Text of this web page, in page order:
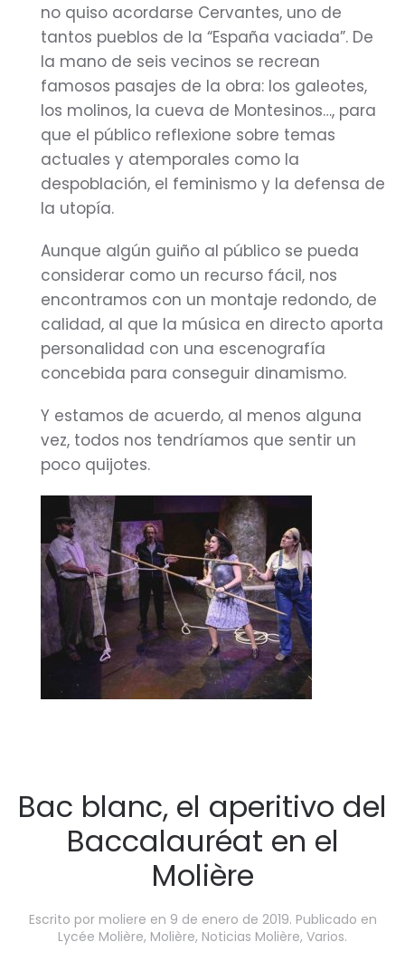
no quiso acordarse Cervantes, uno de
tantos pueblos de la “España vaciada”. De
la mano de seis vecinos se recrean
famosos pasajes de la obra: los galeotes,
los molinos, la cueva de Montesinos…, para
que el público reflexione sobre temas
actuales y atemporales como la
despoblación, el feminismo y la defensa de
la utopía.
Aunque algún guiño al público se pueda
considerar como un recurso fácil, nos
encontramos con un montaje redondo, de
calidad, al que la música en directo aporta
personalidad con una escenografía
concebida para conseguir dinamismo.
Y estamos de acuerdo, al menos alguna
vez, todos nos tendríamos que sentir un
poco quijotes.
Bac blanc, el aperitivo del
Baccalauréat en el
Molière
Escrito por moliere en 9 de enero de 2019. Publicado en
Lycée Molière, Molière, Noticias Molière, Varios.